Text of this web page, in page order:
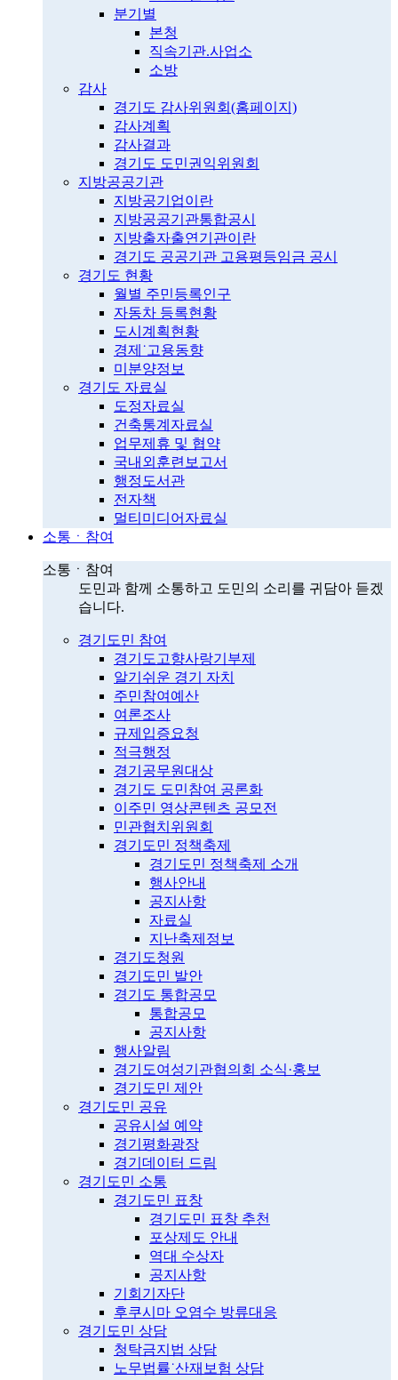
분기별
본청
직속기관.사업소
소방
감사
경기도 감사위원회(홈페이지)
감사계획
감사결과
경기도 도민권익위원회
지방공공기관
지방공기업이란
지방공공기관통합공시
지방출자출연기관이란
경기도 공공기관 고용평등임금 공시
경기도 현황
월별 주민등록인구
자동차 등록현황
도시계획현황
경제˙고용동향
미분양정보
경기도 자료실
도정자료실
건축통계자료실
업무제휴 및 협약
국내외훈련보고서
행정도서관
전자책
멀티미디어자료실
소통ㆍ참여
소통ㆍ참여
도민과 함께 소통하고 도민의 소리를 귀담아 듣겠
습니다.
경기도민 참여
경기도고향사랑기부제
알기쉬운 경기 자치
주민참여예산
여론조사
규제입증요청
적극행정
경기공무원대상
경기도 도민참여 공론화
이주민 영상콘텐츠 공모전
민관협치위원회
경기도민 정책축제
경기도민 정책축제 소개
행사안내
공지사항
자료실
지난축제정보
경기도청원
경기도민 발안
경기도 통합공모
통합공모
공지사항
행사알림
경기도여성기관협의회 소식·홍보
경기도민 제안
경기도민 공유
공유시설 예약
경기평화광장
경기데이터 드림
경기도민 소통
경기도민 표창
경기도민 표창 추천
포상제도 안내
역대 수상자
공지사항
기회기자단
후쿠시마 오염수 방류대응
경기도민 상담
청탁금지법 상담
노무법률˙산재보험 상담